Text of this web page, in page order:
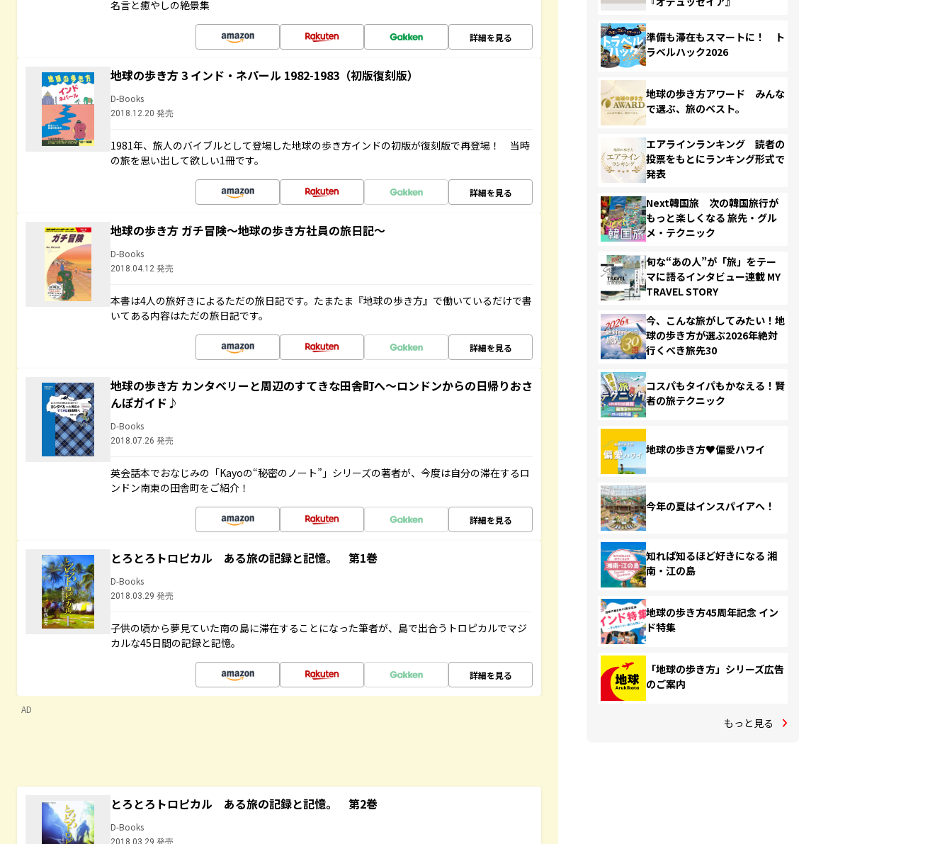
名言と癒やしの絶景集
詳細を見る
地球の歩き方 3 インド・ネパール 1982-1983（初版復刻版）
D-Books
2018.12.20 発売
1981年、旅人のバイブルとして登場した地球の歩き方インドの初版が復刻版で再登場！ 当時
の旅を思い出して欲しい1冊です。
詳細を見る
地球の歩き方 ガチ冒険～地球の歩き方社員の旅日記～
D-Books
2018.04.12 発売
本書は4人の旅好きによるただの旅日記です。たまたま『地球の歩き方』で働いているだけで書
いてある内容はただの旅日記です。
詳細を見る
地球の歩き方 カンタベリーと周辺のすてきな田舎町へ～ロンドンからの日帰りおさ
んぽガイド♪
D-Books
2018.07.26 発売
英会話本でおなじみの「Kayoの“秘密のノート”」シリーズの著者が、今度は自分の滞在するロ
ンドン南東の田舎町をご紹介！
詳細を見る
とろとろトロピカル ある旅の記録と記憶。 第1巻
D-Books
2018.03.29 発売
子供の頃から夢見ていた南の島に滞在することになった筆者が、島で出合うトロピカルでマジ
カルな45日間の記録と記憶。
詳細を見る
AD
とろとろトロピカル ある旅の記録と記憶。 第2巻
D-Books
2018.03.29 発売
準備も滞在もスマートに！ ト
ラベルハック2026
地球の歩き方アワード みんな
で選ぶ、旅のベスト。
エアラインランキング 読者の
投票をもとにランキング形式で
発表
Next韓国旅 次の韓国旅行が
もっと楽しくなる 旅先・グル
メ・テクニック
旬な“あの人”が「旅」をテー
マに語るインタビュー連載 MY
TRAVEL STORY
今、こんな旅がしてみたい！地
球の歩き方が選ぶ2026年絶対
行くべき旅先30
コスパもタイパもかなえる！賢
者の旅テクニック
地球の歩き方♥偏愛ハワイ
今年の夏はインスパイアへ！
知れば知るほど好きになる 湘
南・江の島
地球の歩き方45周年記念 イン
ド特集
「地球の歩き方」シリーズ広告
のご案内
もっと見る